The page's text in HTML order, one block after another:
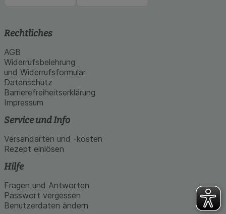
Rechtliches
AGB
Widerrufsbelehrung
und Widerrufsformular
Datenschutz
Barrierefreiheitserklärung
Impressum
Service und Info
Versandarten und -kosten
Rezept einlösen
Hilfe
Fragen und Antworten
Passwort vergessen
Benutzerdaten ändern